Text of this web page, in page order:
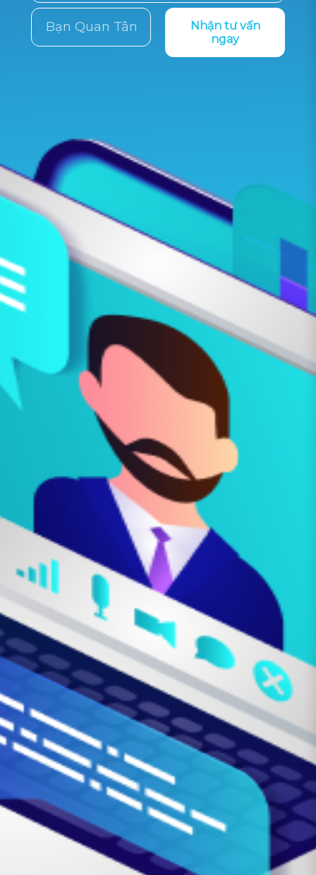
Nhận tư vấn
ngay